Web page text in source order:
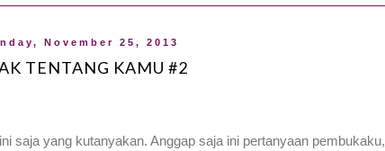
November 25, 2013
TENTANG KAMU #2
saja yang kutanyakan. Anggap saja ini pertanyaan pembukaku,